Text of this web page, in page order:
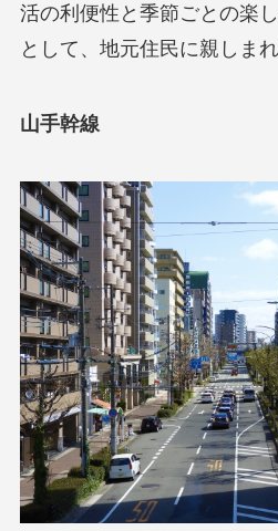
活の利便性と季節ごとの楽
として、地元住民に親しま
山手幹線